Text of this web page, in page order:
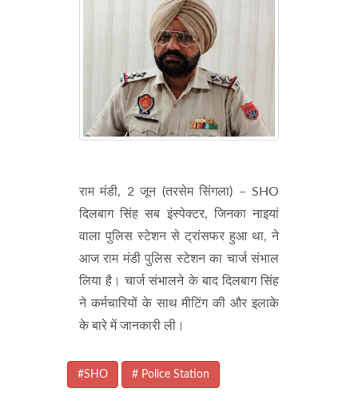
राम मंडी, 2 जून (तरसेम सिंगला) – SHO
दिलबाग सिंह सब इंस्पेक्टर, जिनका नाइयां
वाला पुलिस स्टेशन से ट्रांसफर हुआ था, ने
आज राम मंडी पुलिस स्टेशन का चार्ज संभाल
लिया है। चार्ज संभालने के बाद दिलबाग सिंह
ने कर्मचारियों के साथ मीटिंग की और इलाके
के बारे में जानकारी ली।
#SHO # Police Station